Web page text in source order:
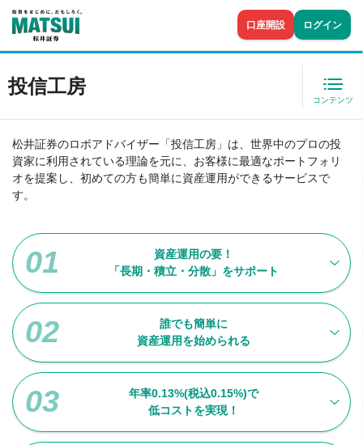
口座開設 ログイン
投信工房
コンテンツ
松井証券のロボアドバイザー「投信工房」は、世界中のプロの投
資家に利用されている理論を元に、お客様に最適なポートフォリ
オを提案し、初めての方も簡単に資産運用ができるサービスで
す。
資産運用の要！
「長期・積立・分散」をサポート
誰でも簡単に
資産運用を始められる
年率0.13%(税込0.15%)で
低コストを実現！